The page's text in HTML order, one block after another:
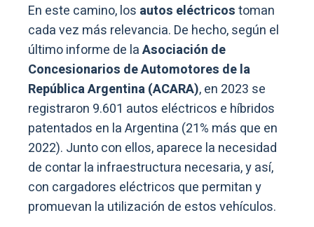
En este camino, los autos eléctricostoman
cada vez más relevancia. De hecho, según el
último informe de laAsociación de
Concesionarios de Automotores de la
República Argentina (ACARA), en 2023 se
registraron 9.601 autos eléctricos e híbridos
patentados en la Argentina (21% más que en
2022). Junto con ellos, aparece la necesidad
de contar la infraestructura necesaria, y así,
con cargadores eléctricos que permitan y
promuevan la utilización de estos vehículos.